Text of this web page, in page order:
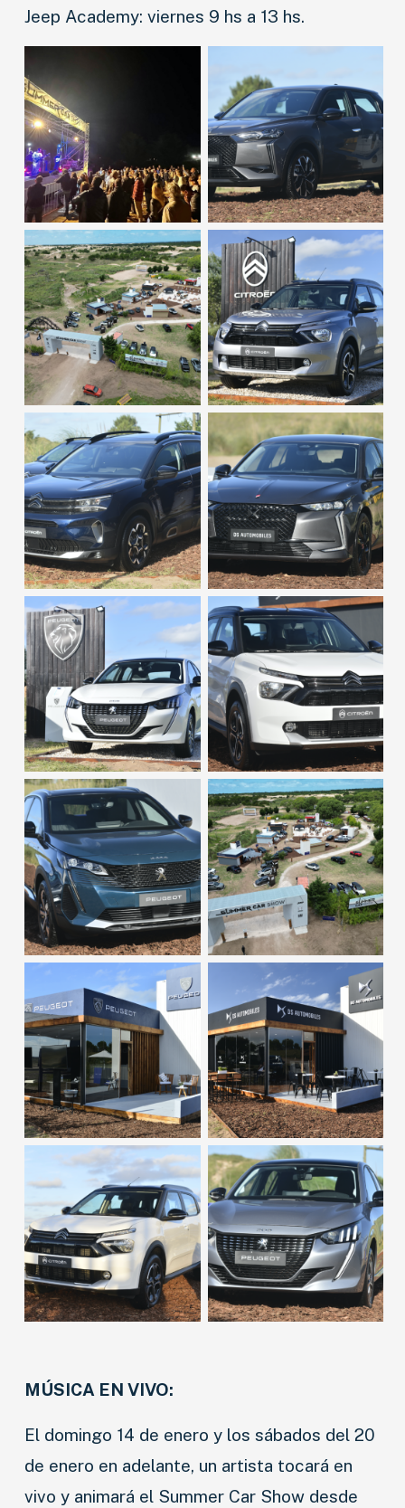
NOVEDADES
INDUSTRIAS
CAMIONES
Jeep Academy: viernes 9 hs a 13 hs.
MÚSICA EN VIVO:
El domingo 14 de enero y los sábados del 20
de enero en adelante, un artista tocará en
vivo y animará el Summer Car Show desde